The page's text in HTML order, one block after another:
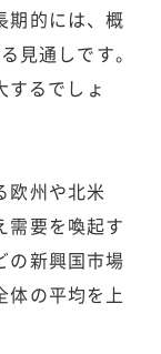
期的には、概
見通しです。
るでしょ
欧州や北米
需要を喚起す
の新興国市場
体の平均を上